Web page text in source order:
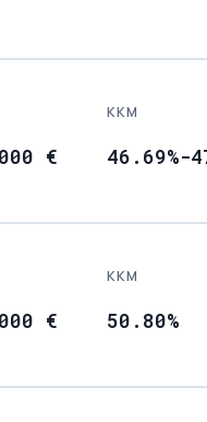
€
KKM
46.69%-
€
KKM
50.80%